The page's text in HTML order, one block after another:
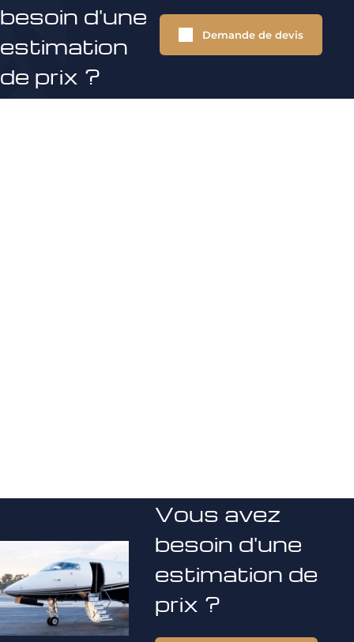
besoin d'une
estimation
de prix ?
Demande de devis
Vous avez
besoin d'une
estimation de
prix ?